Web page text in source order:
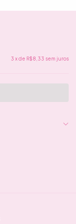
3 x de R$8,33 sem juros